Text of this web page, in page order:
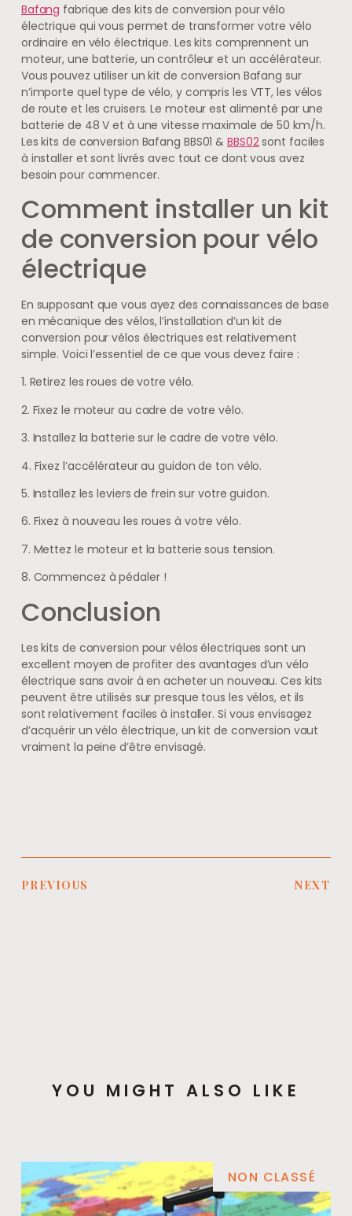
Bafang fabrique des kits de conversion pour vélo
électrique qui vous permet de transformer votre vélo
ordinaire en vélo électrique. Les kits comprennent un
moteur, une batterie, un contrôleur et un accélérateur.
Vous pouvez utiliser un kit de conversion Bafang sur
n’importe quel type de vélo, y compris les VTT, les vélos
de route et les cruisers. Le moteur est alimenté par une
batterie de 48 V et à une vitesse maximale de 50 km/h.
Les kits de conversion Bafang BBS01 &BBS02sont faciles
à installer et sont livrés avec tout ce dont vous avez
besoin pour commencer.
Comment installer un kit
de conversion pour vélo
électrique
En supposant que vous ayez des connaissances de base
en mécanique des vélos, l’installation d’un kit de
conversion pour vélos électriques est relativement
simple. Voici l’essentiel de ce que vous devez faire :
1. Retirez les roues de votre vélo.
2. Fixez le moteur au cadre de votre vélo.
3. Installez la batterie sur le cadre de votre vélo.
4. Fixez l’accélérateur au guidon de ton vélo.
5. Installez les leviers de frein sur votre guidon.
6. Fixez à nouveau les roues à votre vélo.
7. Mettez le moteur et la batterie sous tension.
8. Commencez à pédaler !
Conclusion
Les kits de conversion pour vélos électriques sont un
excellent moyen de profiter des avantages d’un vélo
électrique sans avoir à en acheter un nouveau. Ces kits
peuvent être utilisés sur presque tous les vélos, et ils
sont relativement faciles à installer. Si vous envisagez
d’acquérir un vélo électrique, un kit de conversion vaut
vraiment la peine d’être envisagé.
PREVIOUS NEXT
YOU MIGHT ALSO LIKE
NON CLASSÉ